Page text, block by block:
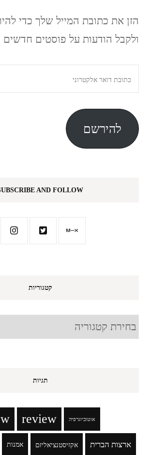
הזן את כתובת המייל שלך כדי
ולקבל הודעות על פוסטים חדשים
דואר
אלקטרוני
להירשם
AND FOLLOW
קטגוריות
קטגוריות
תגיות
review אוטוביוגרפיה
אמנות אקזיסטנציאליזם ארצות הברית